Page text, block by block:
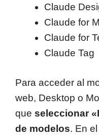
Claude
Claude for
Claude for
Claude Tag
Para acceder al
web, Desktop o
que seleccionar
de modelos. En